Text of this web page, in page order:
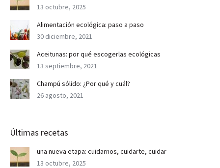
13 octubre, 2025
Alimentación ecológica: paso a paso
30 diciembre, 2021
Aceitunas: por qué escogerlas ecológicas
13 septiembre, 2021
Champú sólido: ¿Por qué y cuál?
26 agosto, 2021
Últimas recetas
una nueva etapa: cuidarnos, cuidarte, cuidar
13 octubre, 2025